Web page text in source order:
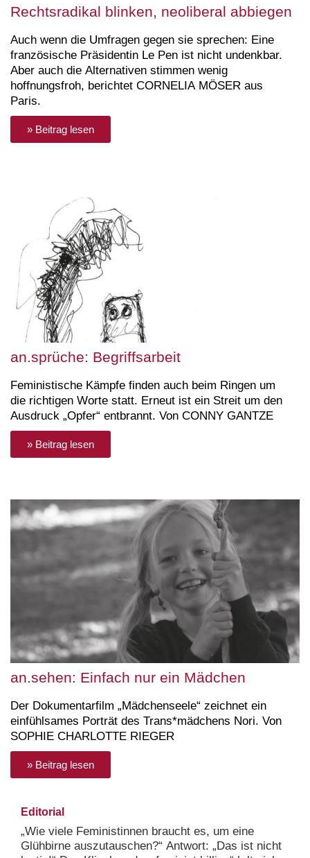
Rechtsradikal blinken, neoliberal abbiegen
Auch wenn die Umfragen gegen sie sprechen: Eine
französische Präsidentin Le Pen ist nicht undenkbar.
Aber auch die Alternativen stimmen wenig
hoffnungsfroh, berichtet CORNELIA MÖSER aus
Paris.
» Beitrag lesen
an.sprüche: Begriffsarbeit
Feministische Kämpfe finden auch beim Ringen um
die richtigen Worte statt. Erneut ist ein Streit um den
Ausdruck „Opfer“ entbrannt. Von CONNY GANTZE
» Beitrag lesen
an.sehen: Einfach nur ein Mädchen
Der Dokumentarfilm „Mädchenseele“ zeichnet ein
einfühlsames Porträt des Trans*mädchens Nori. Von
SOPHIE CHARLOTTE RIEGER
» Beitrag lesen
Editorial
„Wie viele Feministinnen braucht es, um eine
Glühbirne auszutauschen?“ Antwort: „Das ist nicht